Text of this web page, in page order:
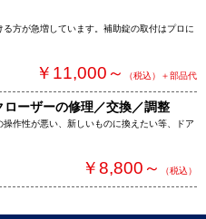
方が急増しています。補助錠の取付はプロに
￥11,000～ （税込）＋部品代
ローザーの修理／交換／調整
操作性が悪い、新しいものに換えたい等、ドア
￥8,800～ （税込）